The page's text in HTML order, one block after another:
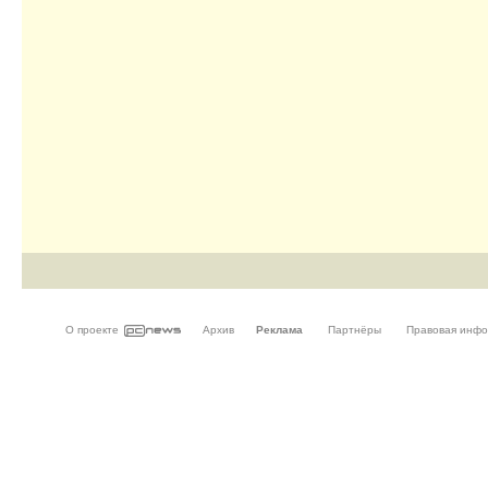
О проекте Архив Реклама Партнёры Правовая